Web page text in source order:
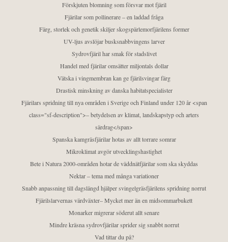
Förskjuten blomning som försvar mot fjäril
Fjärilar som pollinerare – en laddad fråga
Färg, storlek och genetik skiljer skogspärlemorfjärilens former
UV-ljus avslöjar busksnabbvingens larver
Sydrovfjäril har smak för stadslivet
Handel med fjärilar omsätter miljontals dollar
Vätska i vingmembran kan ge fjärilsvingar färg
Drastisk minskning av danska habitatspecialister
Fjärilars spridning till nya områden i Sverige och Finland under 120 år <span
class="sf-description">– betydelsen av klimat, landskapstyp och arters
särdrag</span>
Spanska kamgräsfjärilar hotas av allt torrare somrar
Mikroklimat avgör utvecklingshastighet
Bete i Natura 2000-områden hotar de väddnätfjärilar som ska skyddas
Nektar – tema med många variationer
Snabb anpassning till dagslängd hjälper svingelgräsfjärilens spridning norrut
Fjärilslarvernas värdväxter– Mycket mer än en midsommarbukett
Monarker migrerar söderut allt senare
Mindre kräsna sydrovfjärilar sprider sig snabbt norrut
Vad tittar du på?